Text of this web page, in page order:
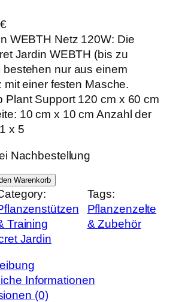
€A
k
t
u
e
l
l
e
P
r
e
i
s
i
t
:
3
WEBTH Netz 120W: Die
Jardin WEBTH (bis zu
bestehen nur aus einem
mit einer festen Masche.
Plant Support 120 cm x 60 cm
10 cm x 10 cm Anzahl der
x 5
Nachbestellung
Warenkorb
Training
Tags:
Pflanzenzelte
& Zubehör
Jardin
Informationen
(0)